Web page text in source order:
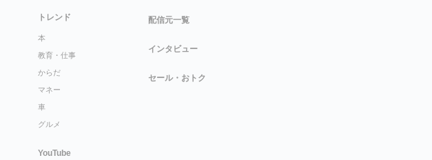
トレンド
本
教育・仕事
からだ
マネー
車
グルメ
YouTube
配信元一覧
インタビュー
セール・おトク